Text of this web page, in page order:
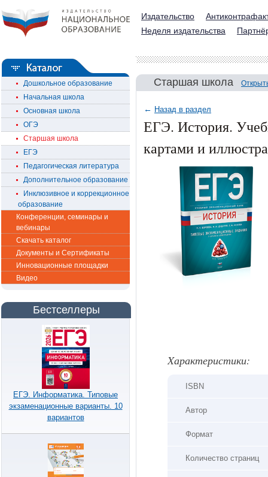
Издательство
Неделя издательства
Дошкольное образование
Начальная школа
Основная школа
ОГЭ
Старшая школа
ЕГЭ
Педагогическая литература
Дополнительное образование
Инклюзивное и коррекционное
образование
Конференции, семинары и
вебинары
Скачать каталог
Документы и Сертификаты
Инновационные площадки
Видео
Бестселлеры
ЕГЭ. Информатика. Типовые
экзаменационные варианты. 10
вариантов
Старшая школа
← Назад в раздел
ЕГЭ. История.
картами и
Xарактеристики:
ISBN
Автор
Формат
Количество страниц